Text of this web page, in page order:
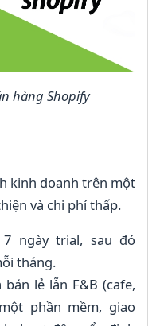
hàng Shopify
kinh doanh trên một
và chi phí thấp.
7 ngày trial, sau đó
tháng.
lẻ lẫn F&B (cafe,
phần mềm, giao